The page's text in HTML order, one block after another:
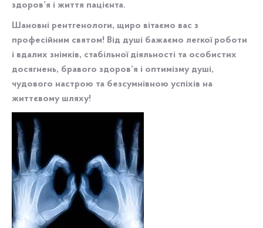
здоров’я і життя пацієнта.
Шановні рентгенологи, щиро вітаємо вас з
професійним святом! Від душі бажаємо легкої роботи
і вдалих знімків, стабільної діяльності та особистих
досягнень, бравого здоров’я і оптимізму душі,
чудового настрою та безсумнівною успіхів на
життєвому шляху!